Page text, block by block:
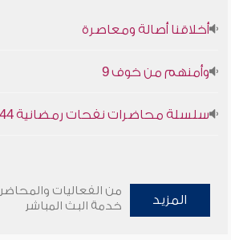
أخلاقنا أصالة ومعاصرة
وأمنهم من خوف 9
سلسلة محاضرات نفحات رمضانية 1444هـ
المزيد
من الفعاليات
خدمة البث المباشر